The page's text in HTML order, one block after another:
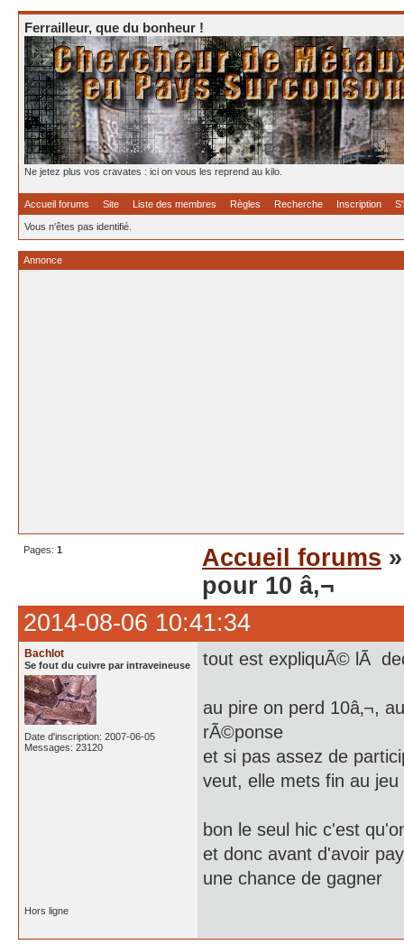
Ferrailleur, que du bonheur !
Ne jetez plus vos cravates : ici on vous les reprend au kilo.
Accueil forums Site Liste des membres Règles Recherche Inscription
Vous n'êtes pas identifié.
Annonce
Pages: 1 Accueil forums
pour 10 â‚¬
2014-08-06 10:41:34
Bachlot
Se fout du cuivre par intraveineuse
Date d'inscription: 2007-06-05
Messages: 23120
tout est expliquÃ© lÃ
au pire on perd 10â‚¬,
rÃ©ponse
et si pas assez de
veut, elle mets fin au
bon le seul hic c'est
et donc avant d'avoir
une chance de gagner
Hors ligne